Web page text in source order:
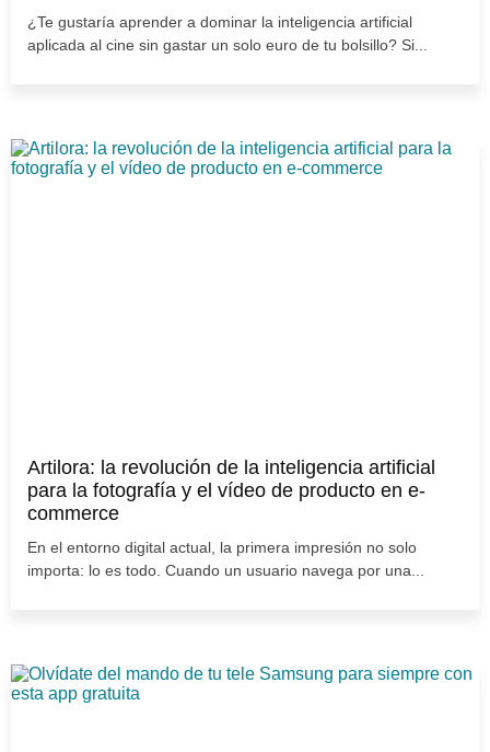
¿Te gustaría aprender a dominar la inteligencia artificial
aplicada al cine sin gastar un solo euro de tu bolsillo? Si...
Artilora: la revolución de la inteligencia artificial
para la fotografía y el vídeo de producto en e-
commerce
En el entorno digital actual, la primera impresión no solo
importa: lo es todo. Cuando un usuario navega por una...